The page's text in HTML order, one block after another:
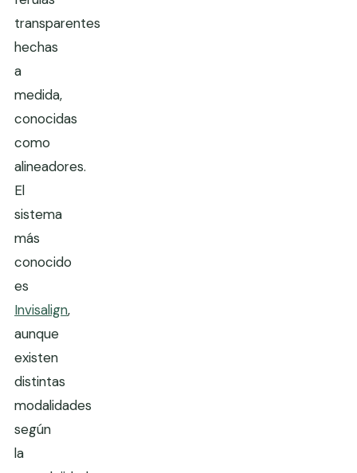
transparentes
hechas
a
medida,
conocidas
como
alineadores.
El
sistema
más
conocido
es
Invisalign,
aunque
existen
distintas
modalidades
según
la